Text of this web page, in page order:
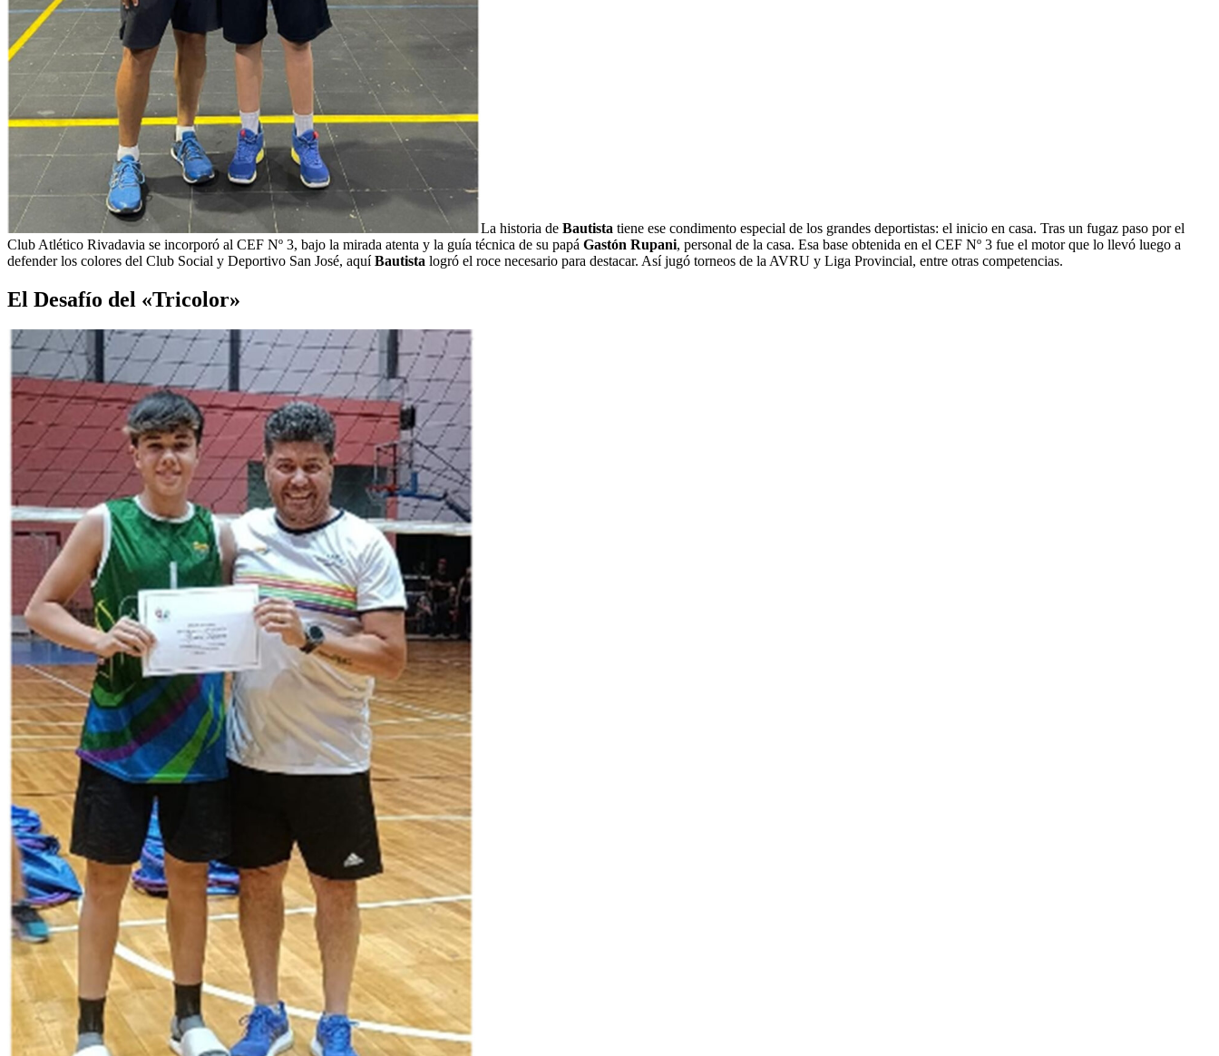
La historia de Bautista tiene ese condimento especial de los grandes deportistas: el inicio en casa. Tras un fugaz paso por el
Club Atlético Rivadavia se incorporó al CEF Nº 3, bajo la mirada atenta y la guía técnica de su papá Gastón Rupani, personal de la casa. Esa base obtenida en el CEF Nº 3 fue el motor que lo llevó luego a
defender los colores del Club Social y Deportivo San José, aquíBautista logró el roce necesario para destacar. Así jugó torneos de la AVRU y Liga Provincial, entre otras competencias.
El Desafío del «Tricolor»